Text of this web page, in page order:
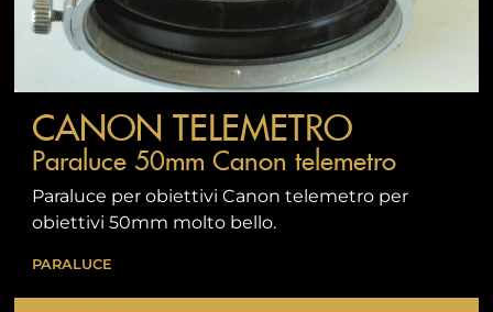
CANON TELEMETRO
Paraluce 50mm Canon telemetro
Paraluce per obiettivi Canon telemetro per
obiettivi 50mm molto bello.
PARALUCE